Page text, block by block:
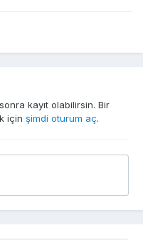
kayıt olabilirsin. Bir
için şimdi oturum aç.